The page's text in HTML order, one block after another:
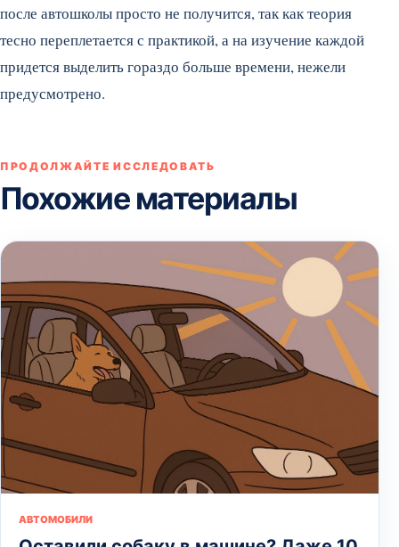
после автошколы просто не получится, так как теория
тесно переплетается с практикой, а на изучение каждой
придется выделить гораздо больше времени, нежели
предусмотрено.
ПРОДОЛЖАЙТЕ ИССЛЕДОВАТЬ
Похожие материалы
АВТОМОБИЛИ